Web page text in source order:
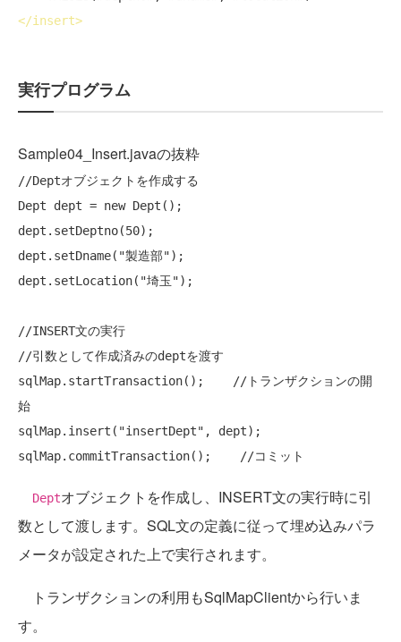
</insert>
実行プログラム
Sample04_Insert.javaの抜粋
//Deptオブジェクトを作成する
Dept dept = new Dept();
dept.setDeptno(50);
dept.setDname( "製造部");
dept.setLocation( "埼玉");
//INSERT文の実行
//引数として作成済みのdeptを渡す
sqlMap.startTransaction(); //トランザクションの開
始
sqlMap.insert( "insertDept" , dept);
sqlMap.commitTransaction(); //コミット
Deptオブジェクトを作成し、INSERT文の実行時に引
数として渡します。SQL文の定義に従って埋め込みパラ
メータが設定された上で実行されます。
トランザクションの利用もSqlMapClientから行いま
す。